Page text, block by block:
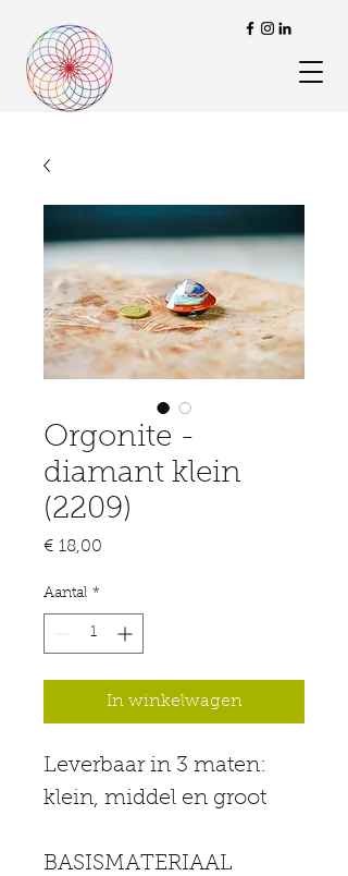
Orgonite -
diamant klein
(2209)
€ 18,00
Aantal *
In winkelwagen
Leverbaar in 3 maten:
klein, middel en groot
BASISMATERIAAL